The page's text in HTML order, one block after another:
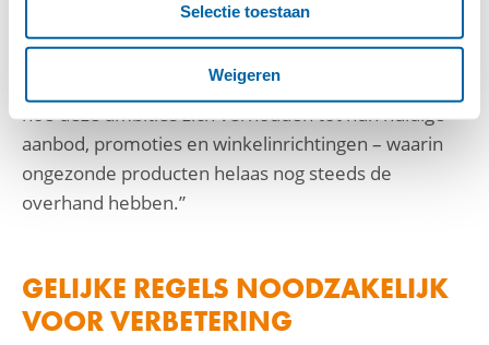
Selectie toestaan
Weigeren
supermarkten nu voor het eerst doelen stellen en
transparanter zijn over het aandeel Schijf van Vijf-
producten in hun verkoop. De grote vraag is echter
hoe deze ambities zich verhouden tot hun huidige
aanbod, promoties en winkelinrichtingen – waarin
ongezonde producten helaas nog steeds de
overhand hebben.”
GELIJKE REGELS NOODZAKELIJK
VOOR VERBETERING